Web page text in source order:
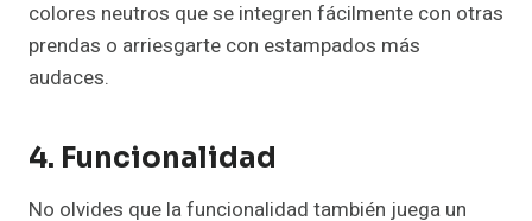
colores neutros que se integren fácilmente con otras
prendas o arriesgarte con estampados más
audaces.
4. Funcionalidad
No olvides que la funcionalidad también juega un